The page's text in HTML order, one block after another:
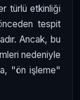
türlü etkinliği
tespit
Ancak, bu
nedeniyle
"ön işleme"